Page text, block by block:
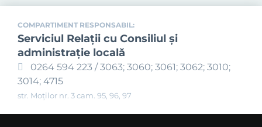
COMPARTIMENT RESPONSABIL:
Serviciul Relaţii cu Consiliul şi
administraţie locală
0264 594 223 / 3063; 3060; 3061; 3062; 3010;
3014; 4715
str. Moților nr. 3 cam. 95, 96, 97